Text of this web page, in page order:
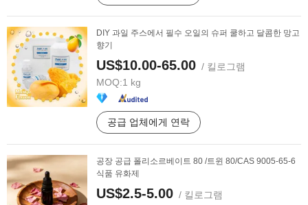
DIY 과일 주스에서 필수 오일의 슈퍼 쿨하고 달콤한 망고
향기
US$10.00-65.00 / 킬로그램
MOQ:1 kg
공급 업체에게 연락
공장 공급 폴리소르베이트 80 /트윈 80/CAS 9005-65-6
식품 유화제
US$2.5-5.00 / 킬로그램